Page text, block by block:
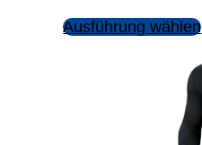
Ausführung wählen